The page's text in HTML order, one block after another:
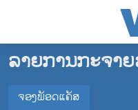
ເຂົ້າ
ຂ້າມ
ໂຮມເພຈ
ລາວ
ລາຍການກະຈາ
ຈອງພັອດແຄັສ